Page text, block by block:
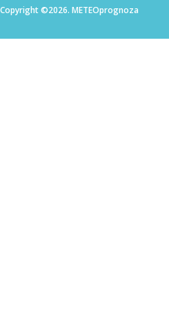
Copyright ©2026. METEOprognoza